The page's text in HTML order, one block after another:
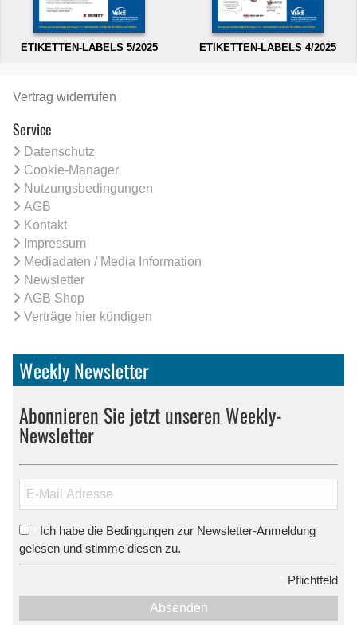
ETIKETTEN-LABELS 5/2025 ETIKETTEN-LABELS 4/2025
Vertrag widerrufen
Service
Datenschutz
Cookie-Manager
Nutzungsbedingungen
AGB
Kontakt
Impressum
Mediadaten / Media Information
Newsletter
AGB Shop
Verträge hier kündigen
Weekly Newsletter
Abonnieren Sie jetzt unseren Weekly-
Newsletter
Ich habe die Bedingungen zur Newsletter-Anmeldung
gelesen und stimme diesen zu.
Pflichtfeld
Absenden